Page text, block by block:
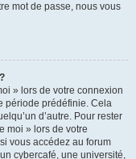
mot de passe, nous vous
» lors de votre connexion
période prédéfinie. Cela
d’autre. Pour rester
moi » lors de votre
vous accédez au forum
cybercafé, une université,